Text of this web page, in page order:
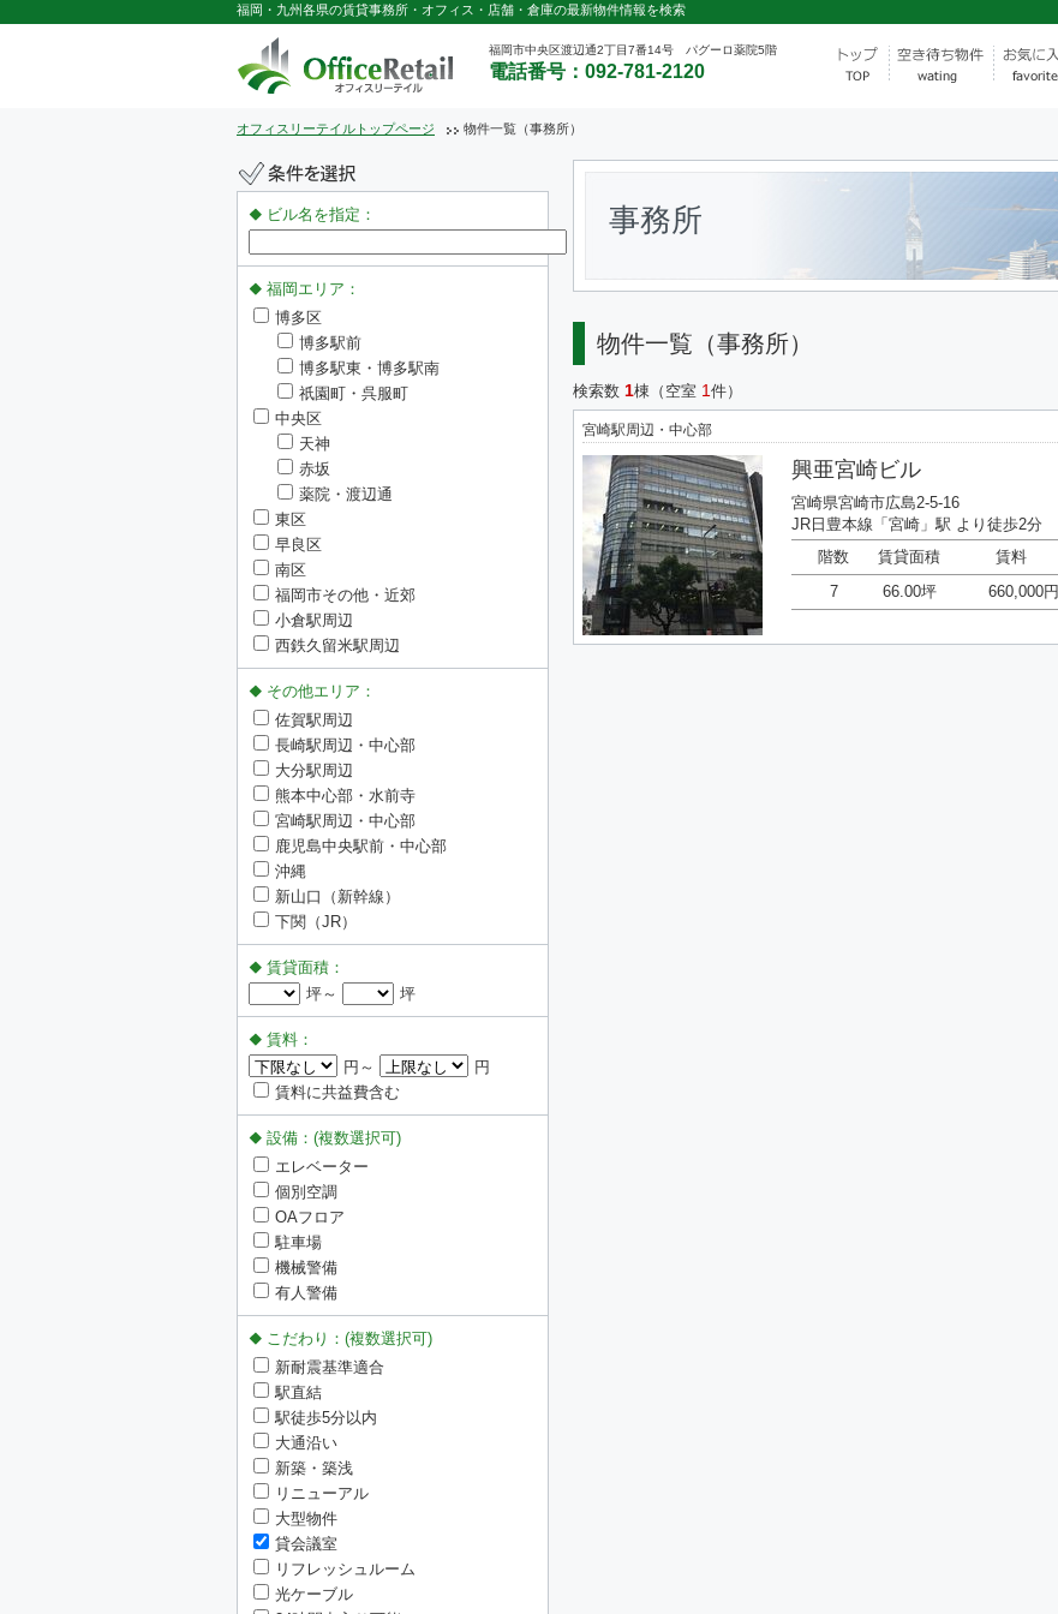
福岡・九州各県の賃貸事務所・オフィス・店舗・倉庫の最新物件情報を検索
福岡市中央区渡辺通2丁目7番14号 パグーロ薬院5階
電話番号：092-781-2120
オフィスリーテイルトップページ 物件一覧（事務所）
事務所
物件一覧（事務所）
検索数 1棟（空室 1 件）
宮崎駅周辺・中心部
興亜宮崎ビル
宮崎県宮崎市広島2-5-16
JR日豊本線「宮崎」駅 より徒歩2分
階数
賃貸面積 賃料
7
66.00坪 660,000円
ビル名を指定：
福岡エリア：
博多区
博多駅前
博多駅東・博多駅南
祇園町・呉服町
中央区
天神
赤坂
薬院・渡辺通
東区
早良区
南区
福岡市その他・近郊
小倉駅周辺
西鉄久留米駅周辺
その他エリア：
佐賀駅周辺
長崎駅周辺・中心部
大分駅周辺
熊本中心部・水前寺
宮崎駅周辺・中心部
鹿児島中央駅前・中心部
沖縄
新山口（新幹線）
下関（JR）
賃貸面積：
坪～
坪
賃料：
円～
円
賃料に共益費含む
設備：(複数選択可)
エレベーター
個別空調
OAフロア
駐車場
機械警備
有人警備
こだわり：(複数選択可)
新耐震基準適合
駅直結
駅徒歩5分以内
大通沿い
新築・築浅
リニューアル
大型物件
貸会議室
リフレッシュルーム
光ケーブル